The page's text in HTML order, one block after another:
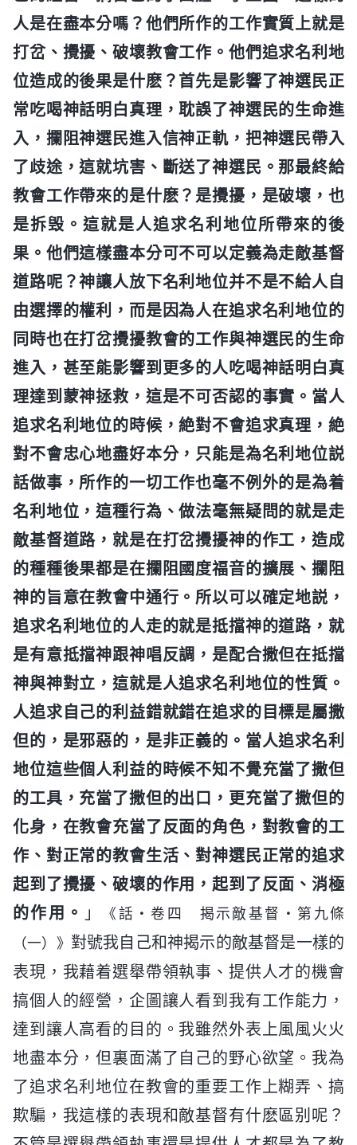
人是在盡本分嗎？他們所作的工作實質上就是
打岔、攪擾、破壞教會工作。他們追求名利地
位造成的後果是什麽？首先是影響了神選民正
常吃喝神話明白真理，耽誤了神選民的生命進
入，攔阻神選民進入信神正軌，把神選民帶入
了歧途，這就坑害、斷送了神選民。那最終給
教會工作帶來的是什麽？是攪擾，是破壞，也
是拆毁。這就是人追求名利地位所帶來的後
果。他們這樣盡本分可不可以定義為走敵基督
道路呢？神讓人放下名利地位并不是不給人自
由選擇的權利，而是因為人在追求名利地位的
同時也在打岔攪擾教會的工作與神選民的生命
進入，甚至能影響到更多的人吃喝神話明白真
理達到蒙神拯救，這是不可否認的事實。當人
追求名利地位的時候，絶對不會追求真理，絶
對不會忠心地盡好本分，只能是為名利地位説
話做事，所作的一切工作也毫不例外的是為着
名利地位，這種行為、做法毫無疑問的就是走
敵基督道路，就是在打岔攪擾神的作工，造成
的種種後果都是在攔阻國度福音的擴展、攔阻
神的旨意在教會中通行。所以可以確定地説，
追求名利地位的人走的就是抵擋神的道路，就
是有意抵擋神跟神唱反調，是配合撒但在抵擋
神與神對立，這就是人追求名利地位的性質。
人追求自己的利益錯就錯在追求的目標是屬撒
但的，是邪惡的，是非正義的。當人追求名利
地位這些個人利益的時候不知不覺充當了撒但
的工具，充當了撒但的出口，更充當了撒但的
化身，在教會充當了反面的角色，對教會的工
作、對正常的教會生活、對神選民正常的追求
起到了攪擾、破壞的作用，起到了反面、消極
的作用。 」
《話・卷四 揭示敵基督・第九條
（一）》 對號我自己和神揭示的敵基督是一樣的
表現，我藉着選舉帶領執事、提供人才的機會
搞個人的經營，企圖讓人看到我有工作能力，
達到讓人高看的目的。我雖然外表上風風火火
地盡本分，但裏面滿了自己的野心欲望。我為
了追求名利地位在教會的重要工作上糊弄、搞
欺騙，我這樣的表現和敵基督有什麽區别呢？